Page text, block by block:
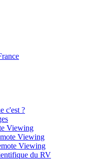
c'est ?
Viewing
Viewing
Viewing
du RV